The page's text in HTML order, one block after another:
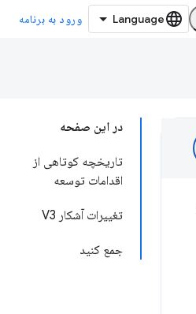
ورود به برنامه
در این صفحه
تاریخچه کوتاهی از
اقدامات توسعه
تغییرات آشکار V3
جمع کنید